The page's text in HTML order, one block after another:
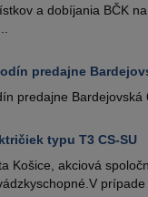
a dobíjania BČK
predajne
predajne
typu T3 CS-SU
Košice, akciová